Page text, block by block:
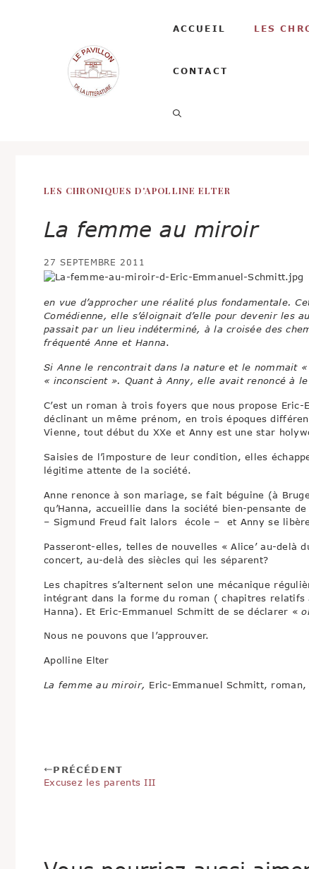
ACCUEIL LES
CONTACT
LES CHRONIQUES D'APOLLINE ELTER
La femme au miroir
27 SEPTEMBRE 2011
en vue d’approcher une réalité plus fondamentale.
Comédienne, elle s’éloignait d’elle pour devenir les
passait par un lieu indéterminé, à la croisée des
fréquenté Anne et Hanna.
Si Anne le rencontrait dans la nature et le nommait
« inconscient ». Quant à Anny, elle avait renoncé à
C’est un roman à trois foyers que nous propose
déclinant un même prénom, en trois époques
Vienne, tout début du XXe et Anny est une star
Saisies de l’imposture de leur condition, elles
légitime attente de la société.
Anne renonce à son mariage, se fait béguine (à
qu’Hanna, accueillie dans la société bien-pensante
– Sigmund Freud fait lalors école – et Anny se
Passeront-elles, telles de nouvelles « Alice’ au-delà
concert, au-delà des siècles qui les séparent?
Les chapitres s’alternent selon une mécanique
intégrant dans la forme du roman ( chapitres
Hanna). Et Eric-Emmanuel Schmitt de se déclarer «
Nous ne pouvons que l’approuver.
Apolline Elter
La femme au miroir, Eric-Emmanuel Schmitt,
PRÉCÉDENT
Excusez les parents III